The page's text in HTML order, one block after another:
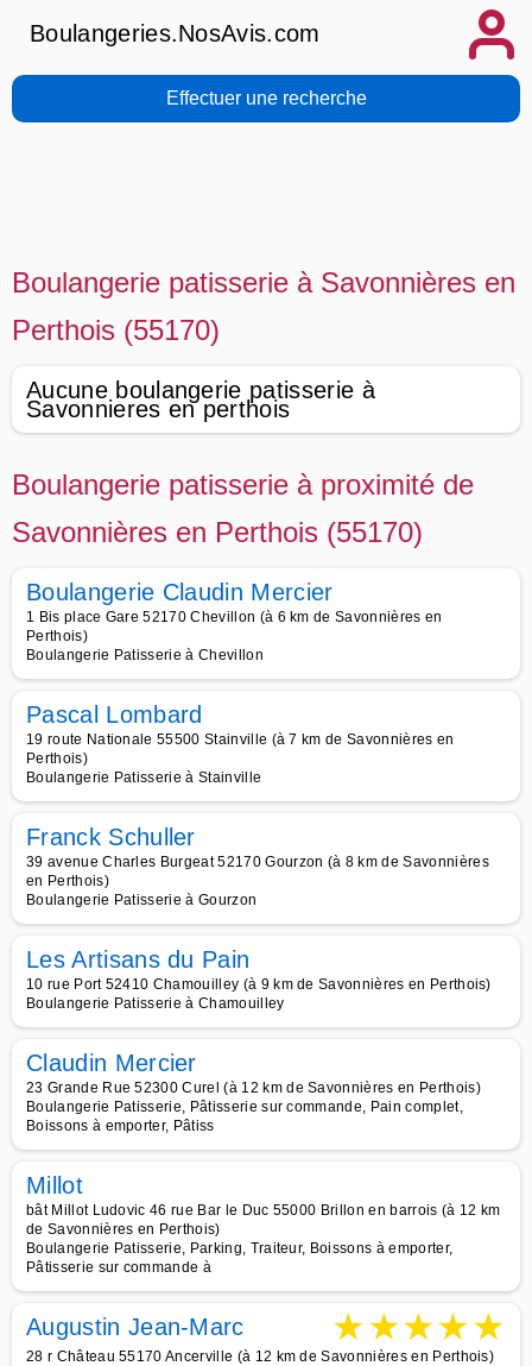
Boulangeries.NosAvis.com
Effectuer une recherche
Boulangerie patisserie à Savonnières en
Perthois (55170)
Aucune boulangerie patisserie à
Savonnieres en perthois
Boulangerie patisserie à proximité de
Savonnières en Perthois (55170)
Boulangerie Claudin Mercier
1 Bis place Gare 52170 Chevillon (à 6 km de Savonnières en
Perthois)
Boulangerie Patisserie à Chevillon
Pascal Lombard
19 route Nationale 55500 Stainville (à 7 km de Savonnières en
Perthois)
Boulangerie Patisserie à Stainville
Franck Schuller
39 avenue Charles Burgeat 52170 Gourzon (à 8 km de Savonnières
en Perthois)
Boulangerie Patisserie à Gourzon
Les Artisans du Pain
10 rue Port 52410 Chamouilley (à 9 km de Savonnières en Perthois)
Boulangerie Patisserie à Chamouilley
Claudin Mercier
23 Grande Rue 52300 Curel (à 12 km de Savonnières en Perthois)
Boulangerie Patisserie, Pâtisserie sur commande, Pain complet,
Boissons à emporter, Pâtiss
Millot
bât Millot Ludovic 46 rue Bar le Duc 55000 Brillon en barrois (à 12 km
de Savonnières en Perthois)
Boulangerie Patisserie, Parking, Traiteur, Boissons à emporter,
Pâtisserie sur commande à
Augustin Jean-Marc ★★★★★
28 r Château 55170 Ancerville (à 12 km de Savonnières en Perthois)